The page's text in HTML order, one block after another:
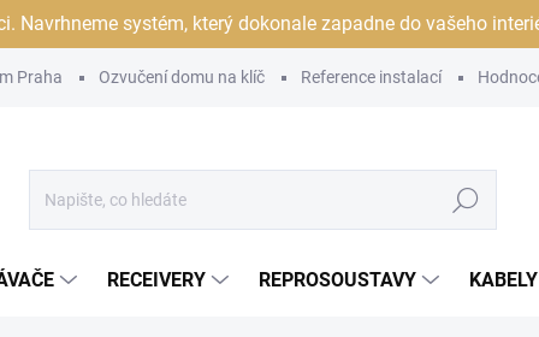
Navrhneme systém, který dokonale zapadne do vašeho
Praha Ozvučení domu na klíč Reference instalací
Hledat
RECEIVERY REPROSOUSTAVY